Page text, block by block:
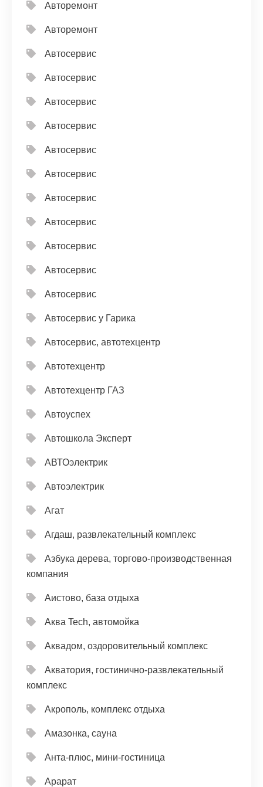
Авторемонт
Авторемонт
Автосервис
Автосервис
Автосервис
Автосервис
Автосервис
Автосервис
Автосервис
Автосервис
Автосервис
Автосервис
Автосервис
Автосервис у Гарика
Автосервис, автотехцентр
Автотехцентр
Автотехцентр ГАЗ
Автоуспех
Автошкола Эксперт
АВТОэлектрик
Автоэлектрик
Агат
Агдаш, развлекательный комплекс
Азбука дерева, торгово-производственная
компания
Аистово, база отдыха
Аква Tech, автомойка
Аквадом, оздоровительный комплекс
Акватория, гостинично-развлекательный
комплекс
Акрополь, комплекс отдыха
Амазонка, сауна
Анта-плюс, мини-гостиница
Арарат